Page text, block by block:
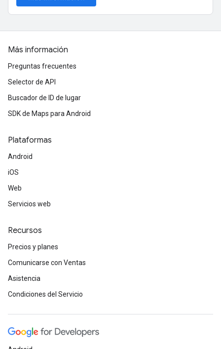
Más información
Preguntas frecuentes
Selector de API
Buscador de ID de lugar
SDK de Maps para Android
Plataformas
Android
iOS
Web
Servicios web
Recursos
Precios y planes
Comunicarse con Ventas
Asistencia
Condiciones del Servicio